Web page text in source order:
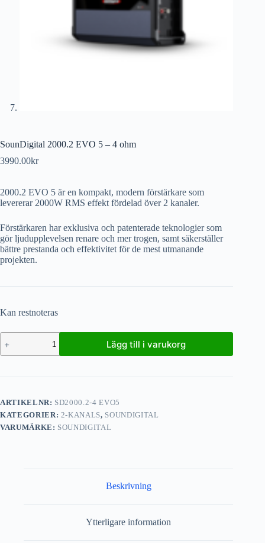
SounDigital 2000.2 EVO 5 – 4 ohm
3990.00kr
2000.2 EVO 5 är en kompakt, modern förstärkare som
levererar 2000W RMS effekt fördelad över 2 kanaler.
Förstärkaren har exklusiva och patenterade teknologier som
gör ljudupplevelsen renare och mer trogen, samt säkerställer
bättre prestanda och effektivitet för de mest utmanande
projekten.
Kan restnoteras
Lägg till i varukorg
ARTIKELNR: SD2000.2-4 EVO5
KATEGORIER: 2-KANALS, SOUNDIGITAL
VARUMÄRKE: SOUNDIGITAL
Beskrivning
Ytterligare information